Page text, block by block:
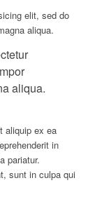
elit, sed do
aliqua.
aliqua.
aliquip ex ea
in
pariatur.
sunt in culpa qui